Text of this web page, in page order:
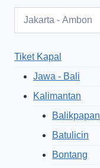
Tiket Kapal
Jawa - Bali
Kalimantan
Balikpapan
Batulicin
Bontang